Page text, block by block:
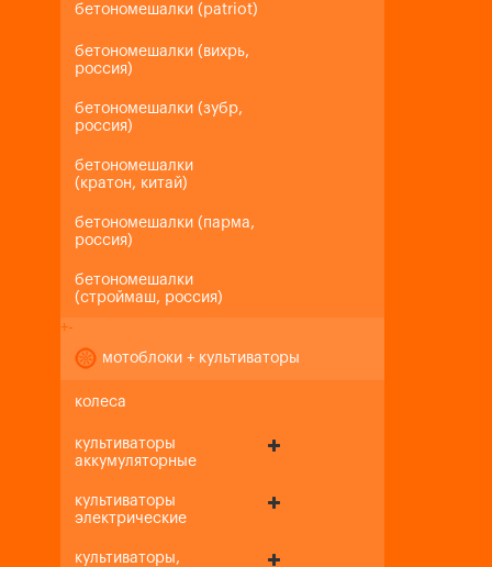
бетономешалки (patriot)
бетономешалки (вихрь,
россия)
бетономешалки (зубр,
россия)
бетономешалки
(кратон, китай)
бетономешалки (парма,
россия)
бетономешалки
(строймаш, россия)
+-
мотоблоки + культиваторы
колеса
культиваторы
аккумуляторные
культиваторы
электрические
культиваторы,